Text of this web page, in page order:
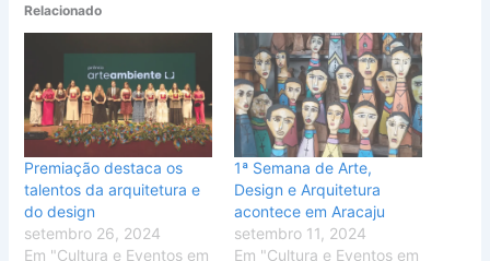
Relacionado
Premiação destaca os
talentos da arquitetura e
do design
setembro 26, 2024
Em "Cultura e Eventos em
1ª Semana de Arte,
Design e Arquitetura
acontece em Aracaju
setembro 11, 2024
Em "Cultura e Eventos em